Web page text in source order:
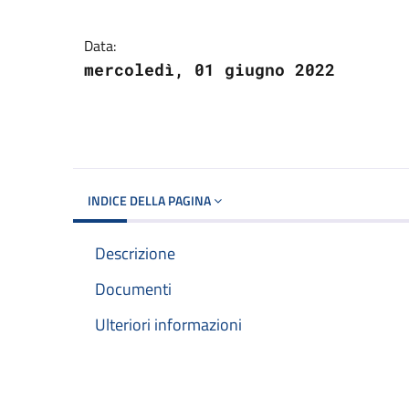
Data:
mercoledì, 01 giugno 2022
INDICE DELLA PAGINA
Descrizione
Documenti
Ulteriori informazioni